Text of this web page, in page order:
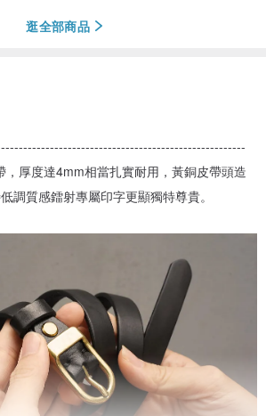
逛全部商品
厚度達4mm相當扎實耐用，黃銅皮帶頭造
調質感鐳射專屬印字更顯獨特尊貴。